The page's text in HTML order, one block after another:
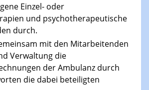
Einzel- oder
und psychotherapeutische
durch.
mit den Mitarbeitenden
Verwaltung die
der Ambulanz durch
die dabei beteiligten